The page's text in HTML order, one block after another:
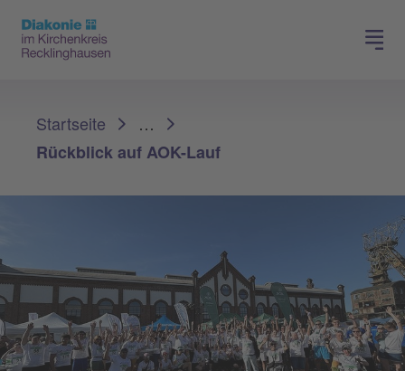
Spenden
Startseite
…
Rückblick auf AOK-Lauf